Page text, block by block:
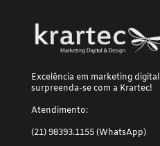
Excelência em marketing
surpreenda-se com a Krartec!
Atendimento:
(21) 98393.1155 (WhatsApp)